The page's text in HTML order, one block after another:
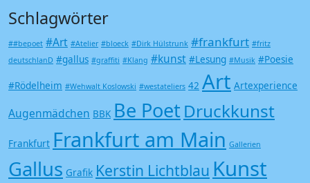
Schlagwörter
##bepoet #Art #Atelier #bloeck #Dirk Hülstrunk #frankfurt #fritz
deutschlanD #gallus #graffiti #Klang #kunst #Lesung #Musik #Poesie
#Rödelheim #Wehwalt Koslowski #westateliers 42 Art Artexperience
Augenmädchen BBK Be Poet Druckkunst
Frankfurt Frankfurt am Main Gallerien
Gallus Grafik Kerstin Lichtblau Kunst